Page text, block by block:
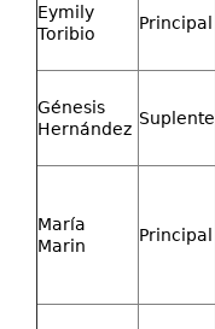
Eymily
Toribio
Principal
Génesis
Hernández
Suplente
María
Marin
Principal